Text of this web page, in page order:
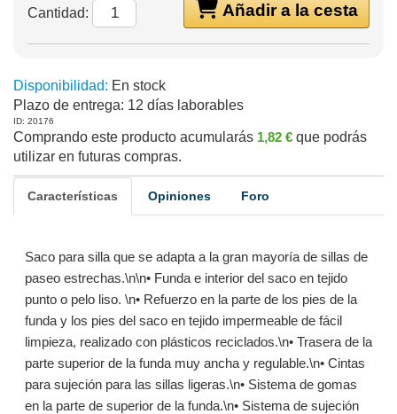
Añadir a la cesta
Cantidad:
Disponibilidad: En stock
Plazo de entrega: 12 días laborables
ID: 20176
Comprando este producto acumularás 1,82 € que podrás
utilizar en futuras compras.
Características Opiniones Foro
Saco para silla que se adapta a la gran mayoría de sillas de
paseo estrechas.\n\n• Funda e interior del saco en tejido
punto o pelo liso. \n• Refuerzo en la parte de los pies de la
funda y los pies del saco en tejido impermeable de fácil
limpieza, realizado con plásticos reciclados.\n• Trasera de la
parte superior de la funda muy ancha y regulable.\n• Cintas
para sujeción para las sillas ligeras.\n• Sistema de gomas
en la parte de superior de la funda.\n• Sistema de sujeción